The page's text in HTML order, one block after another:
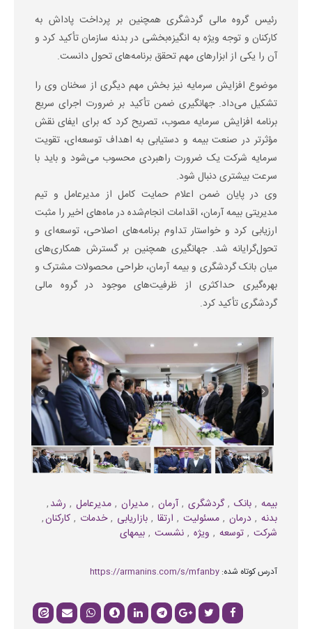
رئیس گروه مالی گردشگری همچنین بر پرداخت پاداش به
کارکنان و توجه ویژه به انگیزه‌بخشی در بدنه سازمان تأکید کرد و
آن را یکی از ابزارهای مهم تحقق برنامه‌های تحول دانست.
موضوع افزایش سرمایه نیز بخش مهم دیگری از سخنان وی را
تشکیل می‌داد. جهانگیری ضمن تأکید بر ضرورت اجرای سریع
برنامه افزایش سرمایه مصوب، تصریح کرد که برای ایفای نقش
مؤثرتر در صنعت بیمه و دستیابی به اهداف توسعه‌ای، تقویت
سرمایه شرکت یک ضرورت راهبردی محسوب می‌شود و باید با
سرعت بیشتری دنبال شود.
وی در پایان ضمن اعلام حمایت کامل از مدیرعامل و تیم
مدیریتی بیمه آرمان، اقدامات انجام‌شده در ماه‌های اخیر را مثبت
ارزیابی کرد و خواستار تداوم برنامه‌های اصلاحی، توسعه‌ای و
تحول‌گرایانه شد. جهانگیری همچنین بر گسترش همکاری‌های
میان بانک گردشگری و بیمه آرمان، طراحی محصولات مشترک و
بهره‌گیری حداکثری از ظرفیت‌های موجود در گروه مالی
گردشگری تأکید کرد.
بیمه بانک گردشگری آرمان مدیران مدیرعامل
رشد
بدنه درمان مسئولیت ارتقا بازاریابی خدمات
کارکنان
شرکت توسعه ویژه نشست بیمهای
آدرس کوتاه شده: https://armanins.com/s/mfanby